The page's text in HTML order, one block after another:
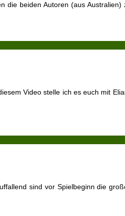
die beiden Autoren (aus Australien)
Video stelle ich es euch mit
sind vor Spielbeginn die